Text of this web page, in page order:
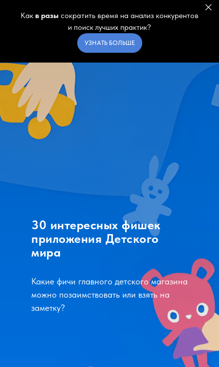
Как в разы сократить время на анализ конкурентов
и поиск лучших практик?
УЗНАТЬ БОЛЬШЕ
30 интересных фишек
приложения Детского
мира
Какие фичи главного детского магазина
можно позаимствовать или взять на
заметку?